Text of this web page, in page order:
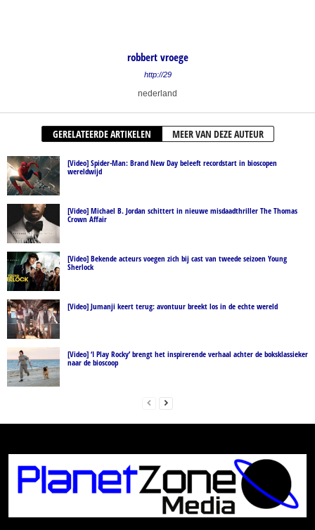
robbert vroege
http://29
nederland
GERELATEERDE ARTIKELEN MEER VAN DEZE AUTEUR
[Video] Spider-Man: Brand New Day beleeft recordstart in bioscopen
wereldwijd
[Video] Michael B. Jordan schittert in nieuwe misdaadthriller The Thomas
Crown Affair
[Video] Bekende acteurs voegen zich bij cast van tweede seizoen Young
Sherlock
[Video] Jumanji keert terug: avontuur breekt los in de echte wereld
[Video] ‘I Play Rocky’ brengt het inspirerende verhaal achter de boksklassieker
naar de bioscoop